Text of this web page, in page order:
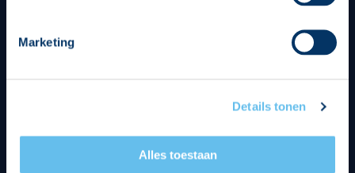
Marketing
Details tonen
Alles toestaan